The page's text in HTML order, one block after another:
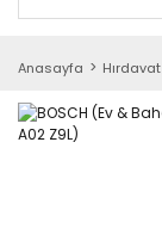
Anasayfa Hırdavat